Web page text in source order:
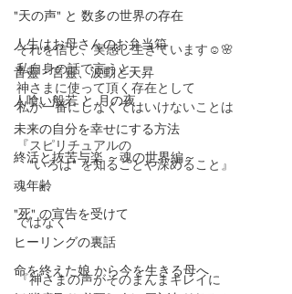
"天の声" と 数多の世界の存在
人生はお母さんのお弁当箱
音靈・言靈、波動と天昇
人喰い般若 と 月の夜
未来の自分を幸せにする方法
終活と抜苦与楽 ～魂の世界編～
魂年齢
"死" の宣告を受けて
ヒーリングの裏話
命を終えた娘 から今を生きる母へ
それを信じ、実感し生きています☺️🌸
私自身の話で言うと、
神さまに使って頂く存在として
私が一番にしなくてはいけないことは
『スピリチュアルの
"いろは" を知ることや深めること』
ではなく
『神さまの声がそのまんまキレイに